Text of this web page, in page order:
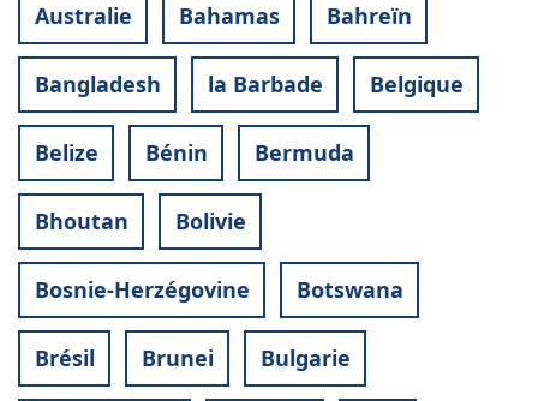
Australie Bahamas Bahreïn
Bangladesh la Barbade Belgique
Belize Bénin Bermuda
Bhoutan Bolivie
Bosnie-Herzégovine Botswana
Brésil Brunei Bulgarie